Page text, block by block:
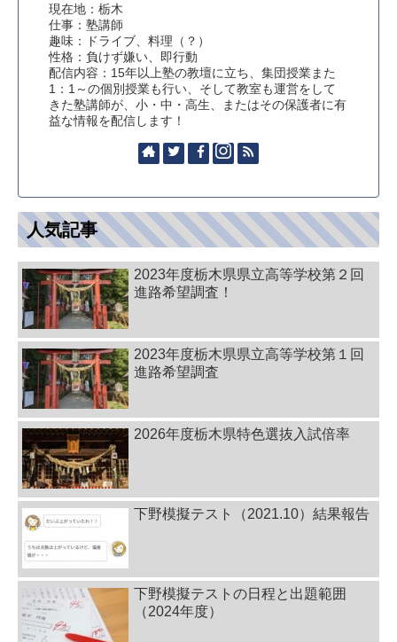
現在地：栃木
仕事：塾講師
趣味：ドライブ、料理（？）
性格：負けず嫌い、即行動
配信内容：15年以上塾の教壇に立ち、集団授業また
1：1～の個別授業も行い、そして教室も運営をして
きた塾講師が、小・中・高生、またはその保護者に有
益な情報を配信します！
人気記事
2023年度栃木県県立高等学校第２回
進路希望調査！
2023年度栃木県県立高等学校第１回
進路希望調査
2026年度栃木県特色選抜入試倍率
下野模擬テスト（2021.10）結果報告
下野模擬テストの日程と出題範囲
（2024年度）